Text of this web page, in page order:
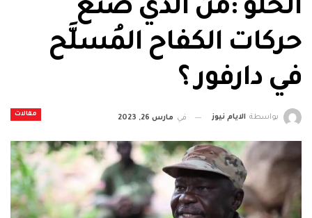
الحلو :من الذي صنع
حركات الكفاح المُسلَّح
في دارفور ؟
مقالات بواسطة الايام نيوز في مارس 26, 2023